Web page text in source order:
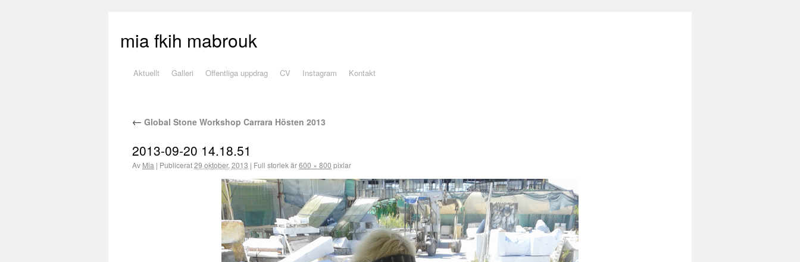
mia fkih mabrouk
Aktuellt Galleri Offentliga uppdrag CV Instagram Kontakt
← Global Stone Workshop Carrara Hösten 2013
2013-09-20 14.18.51
Av Mia | Publicerat29 oktober, 2013 | Full storlek är600 × 800 pixlar